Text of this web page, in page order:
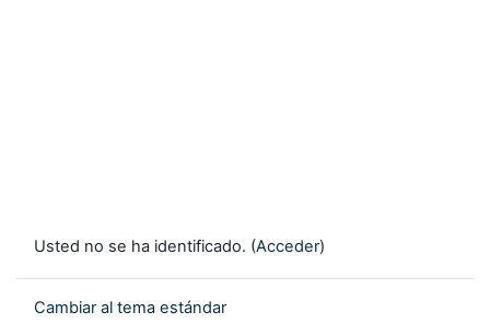
Usted no se ha identificado. (Acceder)
Cambiar al tema estándar